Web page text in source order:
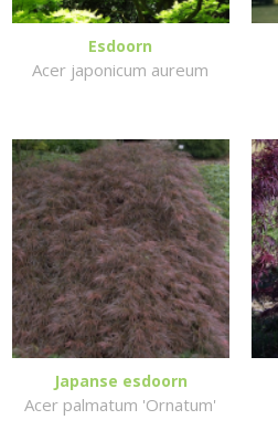
Esdoorn
Acer japonicum aureum
Japanse esdoorn
Acer palmatum 'Ornatum'